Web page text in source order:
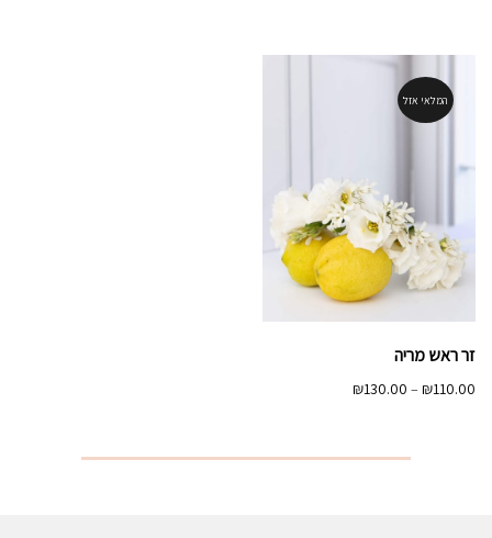
עד
המלאי אזל
זר ראש מריה
₪110.00
–
₪130.00
עד